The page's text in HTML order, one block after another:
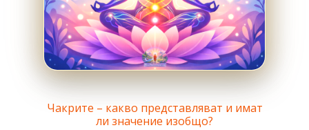
Чакрите – какво представляват и имат
ли значение изобщо?